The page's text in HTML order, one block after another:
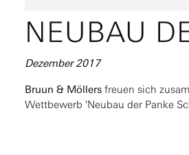
NEUBAU
Dezember 2017
Bruun & Möllers freuen sich
Wettbewerb 'Neubau der Panke